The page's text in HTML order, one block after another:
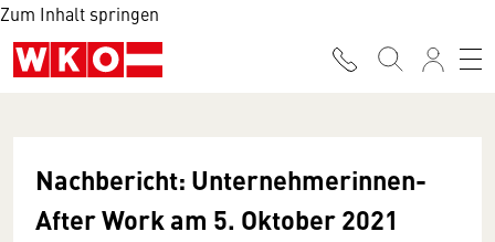
Zum Inhalt springen
Nachbericht: Unternehmerinnen-
After Work am 5. Oktober 2021